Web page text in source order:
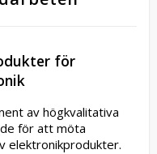
för
av högkvalitativa
för att möta
elektronikprodukter.